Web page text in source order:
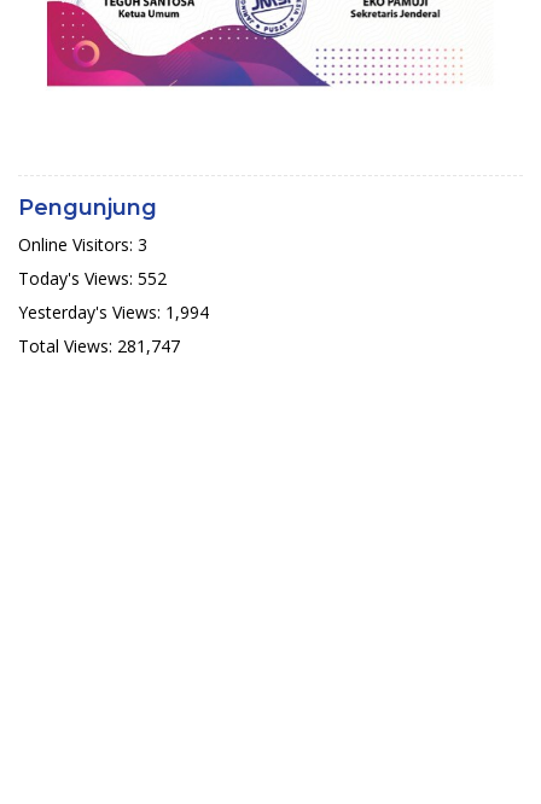
Pengunjung
Online Visitors: 3
Today's Views: 552
Yesterday's Views: 1,994
Total Views: 281,747